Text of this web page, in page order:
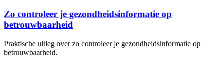
Zo controleer je gezondheidsinformatie op
betrouwbaarheid
Praktische uitleg over zo controleer je gezondheidsinformatie op
betrouwbaarheid.